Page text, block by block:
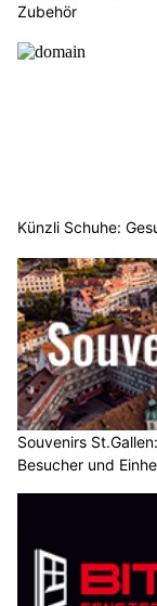
Zubehör
Künzli Schuhe:
Souvenirs
Besucher und